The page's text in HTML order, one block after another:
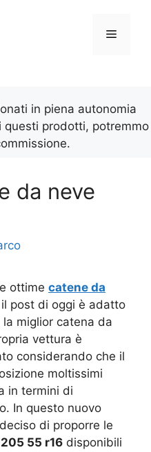
Menu
in piena autonomia
questi prodotti, potremmo
da neve
ottime catene da
post di oggi è adatto
miglior catena da
vettura è
considerando che il
moltissimi
in termini di
In questo nuovo
di proporre le
55 r16 disponibili